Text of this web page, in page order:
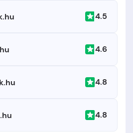
4.5
4.6
4.8
4.8